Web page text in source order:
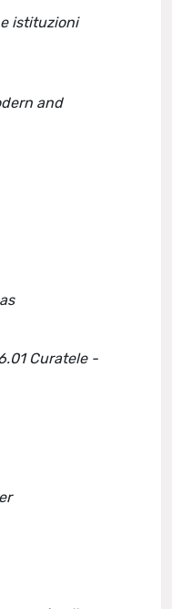
istituzioni
and
Curatele -